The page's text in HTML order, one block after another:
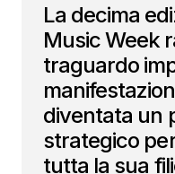
La decima
Music Week
traguardo
diventata un
strategico
tutta la sua